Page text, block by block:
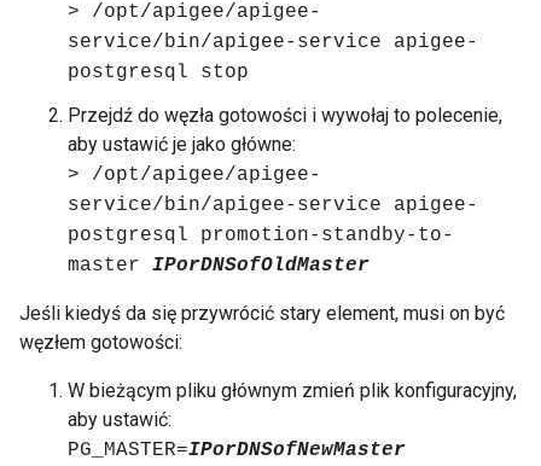
> /opt/apigee/apigee-
service/bin/apigee-service apigee-
postgresql stop
Przejdź do węzła gotowości i wywołaj to polecenie,
aby ustawić je jako główne:
> /opt/apigee/apigee-
service/bin/apigee-service apigee-
postgresql promotion-standby-to-
master IPorDNSofOldMaster
Jeśli kiedyś da się przywrócić stary element, musi on być
węzłem gotowości:
W bieżącym pliku głównym zmień plik konfiguracyjny,
aby ustawić:
PG_MASTER=IPorDNSofNewMaster